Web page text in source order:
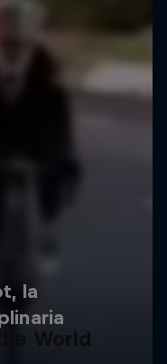
World